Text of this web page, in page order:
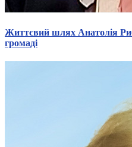
Життєвий шлях Анатолія
громаді